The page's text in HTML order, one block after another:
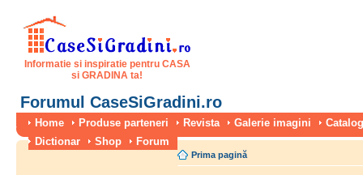
Informatie si inspiratie pentru CASA
si GRADINA ta!
Forumul CaseSiGradini.ro
Home Produse parteneri Revista Galerie imagini
Dictionar
Shop Forum
Prima pagină